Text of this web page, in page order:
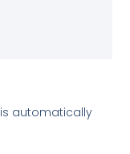
is automatically